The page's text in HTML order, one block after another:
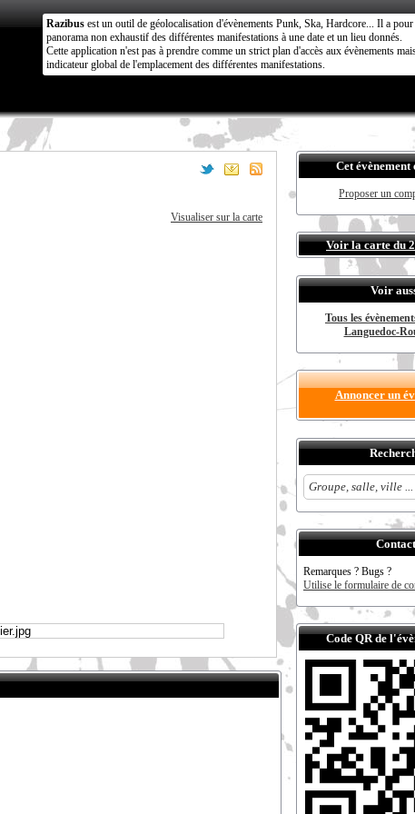
Razibus est un outil de géolocalisation d'évènements Punk, Ska, Hardcore... Il a
panorama non exhaustif des différentes manifestations à une date et un lieu donnés.
Cette application n'est pas à prendre comme un strict plan d'accès aux évènements
indicateur global de l'emplacement des différentes manifestations.
Visualiser sur la carte
Cet évènement
Proposer un
Voir la carte du
Voir
Tous les
Languedoc-
Annoncer un
Contact
Remarques ? Bugs ?
Utilise le formulaire de
Code QR de